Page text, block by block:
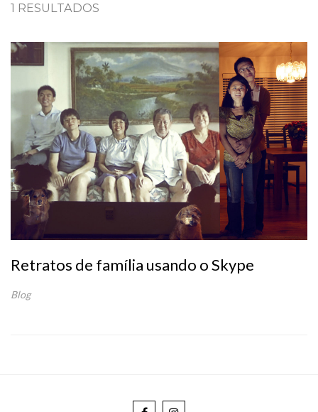
1 RESULTADOS
Retratos de família usando o Skype
Blog